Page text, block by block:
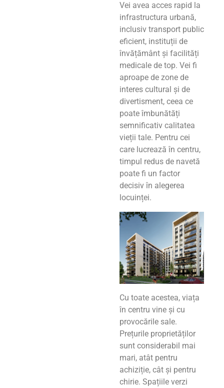
Vei avea acces rapid la
infrastructura urbană,
inclusiv transport public
eficient, instituții de
învățământ și facilități
medicale de top. Vei fi
aproape de zone de
interes cultural și de
divertisment, ceea ce
poate îmbunătăți
semnificativ calitatea
vieții tale. Pentru cei
care lucrează în centru,
timpul redus de navetă
poate fi un factor
decisiv în alegerea
locuinței.
Cu toate acestea, viața
în centru vine și cu
provocările sale.
Prețurile proprietăților
sunt considerabil mai
mari, atât pentru
achiziție, cât și pentru
chirie. Spațiile verzi